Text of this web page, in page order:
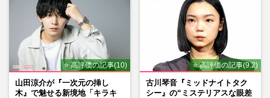
⭐ 高評価の記事(10)
山田涼介が『一次元の挿し
木』で魅せる新境地「キラキ
⭐ 高評価の記事(9.2)
古川琴音『ミッドナイトタク
シー』の“ミステリアスな眼差